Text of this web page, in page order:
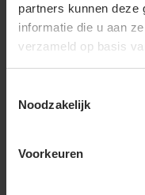
partners kunnen deze
informatie die u aan
verzameld op basis
Noodzakelijk
Voorkeuren
Vragen?